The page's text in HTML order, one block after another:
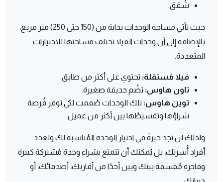
شُقق.
حيث تأتي مساحة الوحدات بداية من (150 حتى 250) متر مربع،
بالإضافة إلى أن وحدات الفيلا تختلف مساحتها للاختيارات
المتعددة.
فيلا مُستقلة: تحتوي على أكثر من طابق.
تاون هاوس: تضُم حديقة صغيرة.
توين هاوس: تلك الوحدات صُممت لكي توفر فُرصة
شراؤها وتقسيطُها بين أكثر من عميل.
ولذلك لن تجد حيرةً في اختيار الوحدة المُناسبة لك ولعدد
أفراد أُسرتك، بل يُمكنك أن تتمتع بشراء وحدة مُشتركة كبيرة
وفاخرة مُقسمة بينك وبين أحدًا من أقاربك، أصدقائك، أو